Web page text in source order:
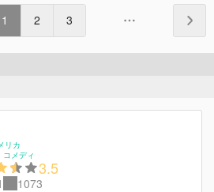
1 2 3
リカ
コメディ
3.5
1073